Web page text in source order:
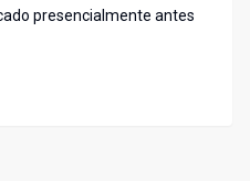
presencialmente antes